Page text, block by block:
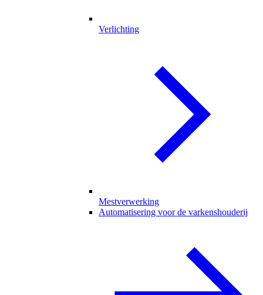
Verlichting
Mestverwerking
Automatisering voor de varkenshouderij